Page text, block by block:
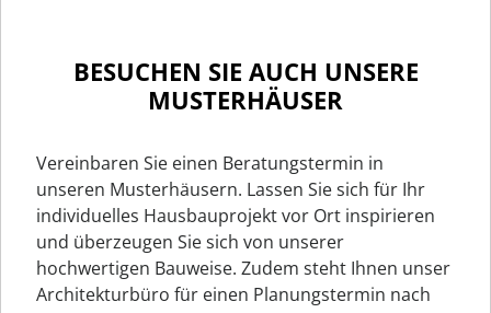
BESUCHEN SIE AUCH UNSERE
MUSTERHÄUSER
Vereinbaren Sie einen Beratungstermin in
unseren Musterhäusern. Lassen Sie sich für Ihr
individuelles Hausbauprojekt vor Ort inspirieren
und überzeugen Sie sich von unserer
hochwertigen Bauweise. Zudem steht Ihnen unser
Architekturbüro für einen Planungstermin nach